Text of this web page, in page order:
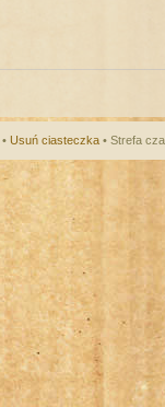
• Usuń ciasteczka • Strefa